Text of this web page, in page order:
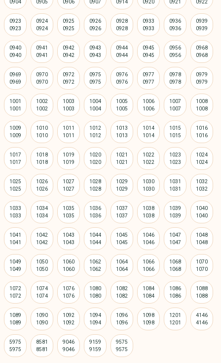
0923 0924 0925 0926 0928 0933 0936 0939
0940 0941 0942 0943 0944 0945 0956 0968
0969 0970 0972 0975 0976 0977 0978 0979
1001 1002 1003 1004 1005 1006 1007 1008
1009 1010 1011 1012 1013 1014 1015 1016
1017 1018 1019 1020 1021 1022 1023 1024
1025 1026 1027 1028 1029 1030 1031 1032
1033 1034 1035 1036 1037 1038 1039 1040
1041 1042 1043 1044 1045 1046 1047 1048
1049 1050 1060 1062 1064 1066 1068 1070
1072 1074 1076 1080 1082 1084 1086 1088
1089 1090 1092 1094 1096 1098 1201 4146
5975 8581 9046 9159 9575